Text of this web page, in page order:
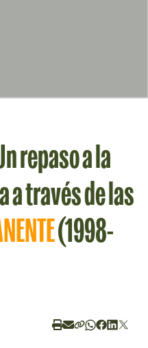
repaso a la
a través de las
(1998-